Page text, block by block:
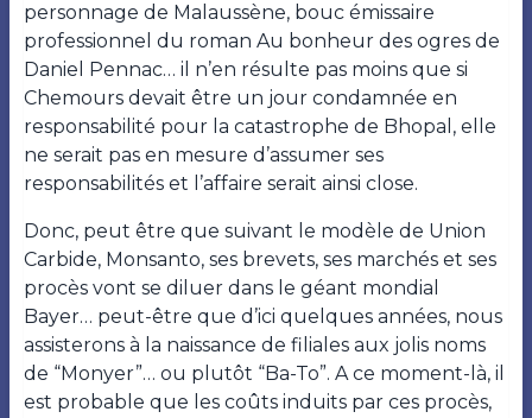
personnage de Malaussène, bouc émissaire
professionnel du roman Au bonheur des ogres de
Daniel Pennac… il n’en résulte pas moins que si
Chemours devait être un jour condamnée en
responsabilité pour la catastrophe de Bhopal, elle
ne serait pas en mesure d’assumer ses
responsabilités et l’affaire serait ainsi close.
Donc, peut être que suivant le modèle de Union
Carbide, Monsanto, ses brevets, ses marchés et ses
procès vont se diluer dans le géant mondial
Bayer… peut-être que d’ici quelques années, nous
assisterons à la naissance de filiales aux jolis noms
de “Monyer”… ou plutôt “Ba-To”. A ce moment-là, il
est probable que les coûts induits par ces procès,